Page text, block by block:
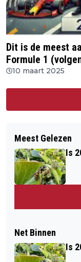
Dit is de meest
Formule 1
10 maart 2025
Meest Gelezen
Is
Net Binnen
Is